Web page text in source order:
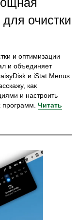
очистки
и оптимизации
и объединяет
и iStat Menus
как
и настроить
программ. Читать